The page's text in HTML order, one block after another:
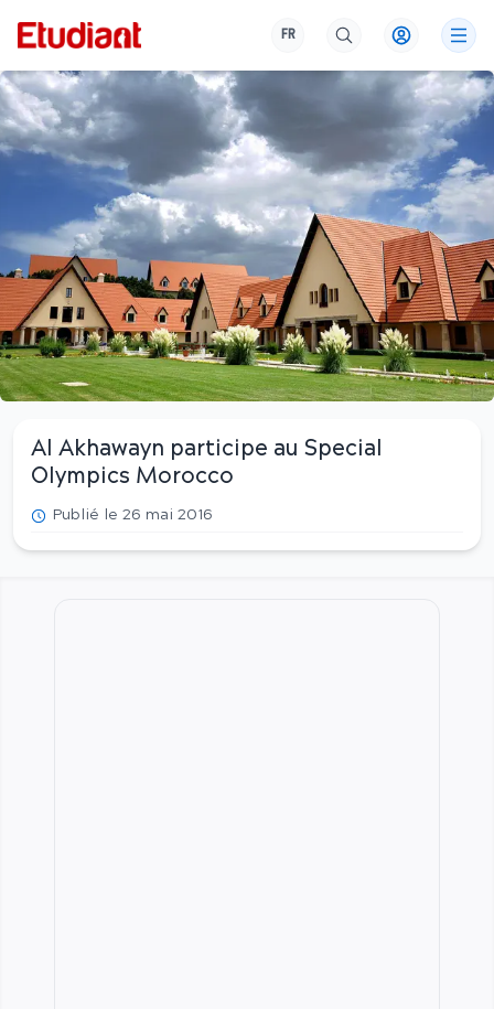
FR
Al Akhawayn participe au Special
Olympics Morocco
Publié le 26 mai 2016